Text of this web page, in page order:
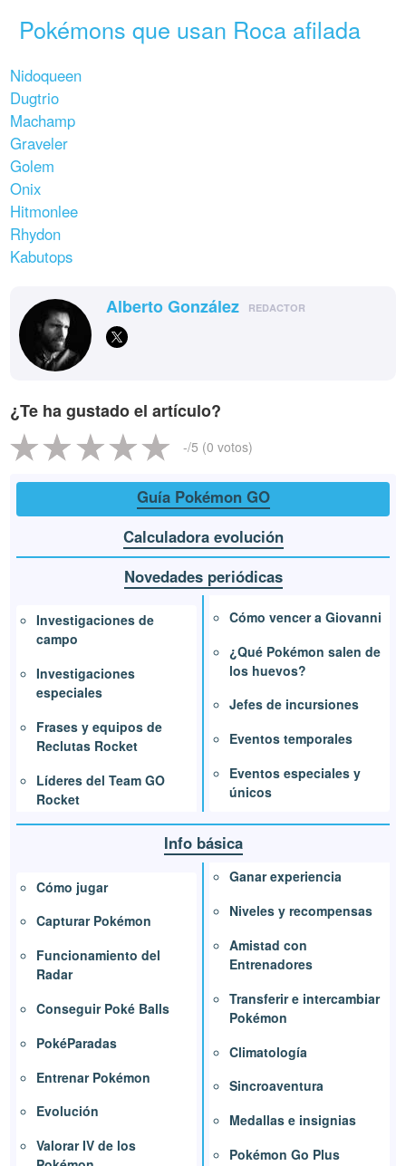
Pokémons que usan Roca afilada
Nidoqueen
Dugtrio
Machamp
Graveler
Golem
Onix
Hitmonlee
Rhydon
Kabutops
Alberto González REDACTOR
¿Te ha gustado el artículo?
-/5 (0 votos)
Guía Pokémon GO
Calculadora evolución
Novedades periódicas
Investigaciones de
campo
Investigaciones
especiales
Frases y equipos de
Reclutas Rocket
Líderes del Team GO
Rocket
Cómo vencer a Giovanni
¿Qué Pokémon salen de
los huevos?
Jefes de incursiones
Eventos temporales
Eventos especiales y
únicos
Info básica
Cómo jugar
Capturar Pokémon
Funcionamiento del
Radar
Conseguir Poké Balls
PokéParadas
Entrenar Pokémon
Evolución
Valorar IV de los
Ganar experiencia
Niveles y recompensas
Amistad con
Entrenadores
Transferir e intercambiar
Pokémon
Climatología
Sincroaventura
Medallas e insignias
Pokémon Go Plus